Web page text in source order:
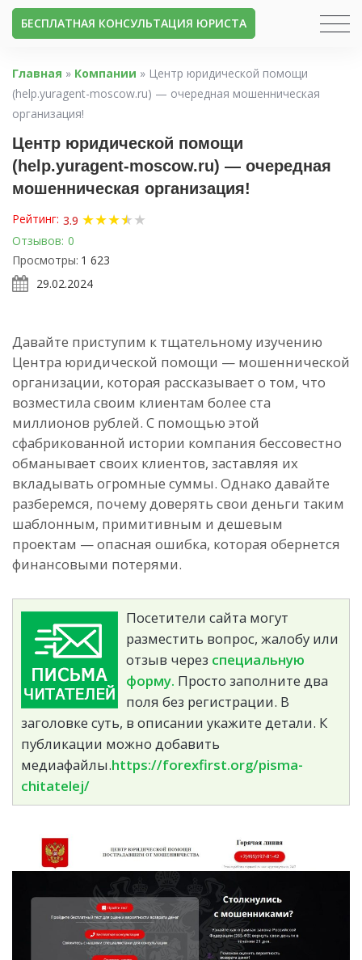
БЕСПЛАТНАЯ КОНСУЛЬТАЦИЯ ЮРИСТА
Главная » Компании » Центр юридической помощи
(help.yuragent-moscow.ru) — очередная мошенническая
организация!
Центр юридической помощи
(help.yuragent-moscow.ru) — очередная
мошенническая организация!
Рейтинг: 3.9 ★★★★
★★
Отзывов: 0
Просмотры: 1 623
29.02.2024
Давайте приступим к тщательному изучению
Центра юридической помощи — мошеннической
организации, которая рассказывает о том, что
возместила своим клиентам более ста
миллионов рублей. С помощью этой
сфабрикованной истории компания бессовестно
обманывает своих клиентов, заставляя их
вкладывать огромные суммы. Однако давайте
разберемся, почему доверять свои деньги таким
шаблонным, примитивным и дешевым
проектам — опасная ошибка, которая обернется
финансовыми потерями.
Посетители сайта могут
разместить вопрос, жалобу или
отзыв через специальную
форму. Просто заполните два
поля без регистрации. В
заголовке суть, в описании укажите детали. К
публикации можно добавить
медиафайлы.https://forexfirst.org/pisma-
chitatelej/